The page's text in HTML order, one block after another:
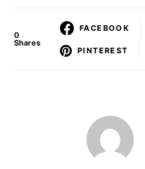
0
Shares
FACEBOOK
PINTEREST